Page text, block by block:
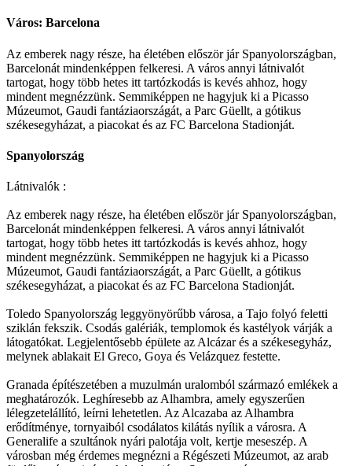
Város: Barcelona
Az emberek nagy része, ha életében először jár Spanyolországban,
Barcelonát mindenképpen felkeresi. A város annyi látnivalót
tartogat, hogy több hetes itt tartózkodás is kevés ahhoz, hogy
mindent megnézzünk. Semmiképpen ne hagyjuk ki a Picasso
Múzeumot, Gaudi fantáziaországát, a Parc Güellt, a gótikus
székesegyházat, a piacokat és az FC Barcelona Stadionját.
Spanyolország
Látnivalók :
Az emberek nagy része, ha életében először jár Spanyolországban,
Barcelonát mindenképpen felkeresi. A város annyi látnivalót
tartogat, hogy több hetes itt tartózkodás is kevés ahhoz, hogy
mindent megnézzünk. Semmiképpen ne hagyjuk ki a Picasso
Múzeumot, Gaudi fantáziaországát, a Parc Güellt, a gótikus
székesegyházat, a piacokat és az FC Barcelona Stadionját.
Toledo Spanyolország leggyönyörűbb városa, a Tajo folyó feletti
sziklán fekszik. Csodás galériák, templomok és kastélyok várják a
látogatókat. Legjelentősebb épülete az Alcázar és a székesegyház,
melynek ablakait El Greco, Goya és Velázquez festette.
Granada építészetében a muzulmán uralomból származó emlékek a
meghatározók. Leghíresebb az Alhambra, amely egyszerűen
lélegzetelállító, leírni lehetetlen. Az Alcazaba az Alhambra
erődítménye, tornyaiból csodálatos kilátás nyílik a városra. A
Generalife a szultánok nyári palotája volt, kertje meseszép. A
városban még érdemes megnézni a Régészeti Múzeumot, az arab